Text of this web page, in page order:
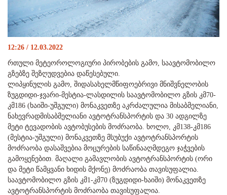
12:26 / 12.03.2022
რთული მეტეოროლოგიური პირობების გამო, საავტომობილო
გზებზე შეზღუდვებია დაწესებული.
ლიპყინულის გამო, შიდასახელმწიფოებრივი მნიშვნელობის
ზუგდიდი-ჯვარი-მესტია-ლასდილის საავტომობილო გზის კმ70-
კმ186 (ხაიში-უშგული) მონაკვეთზე აკრძალულია მისაბმელიანი,
ნახევრადმისაბმელიანი ავტოტრანსპორტის და 30 ადგილზე
მეტი ტევადობის ავტობუსების მოძრაობა. ხოლო, კმ138-კმ186
(მესტია-უშგული) მონაკვეთზე მსუბუქი ავტოტრანსპორტის
მოძრაობა დასაშვებია მოცურების საწინააღმდეგო ჯაჭვების
გამოყენებით. მაღალი გამავლობის ავტოტრანსპორტის (ორი
და მეტი წამყვანი ხიდის მქონე) მოძრაობა თავისუფალია.
საავტომობილო გზის კმ1-კმ70 (ზუგდიდი-ხაიში) მონაკვეთზე
ავტოტრანსპორტის მოძრაობა თავისუფალია.